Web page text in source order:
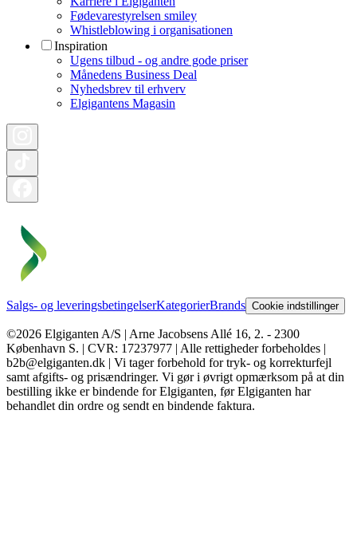
Fødevarestyrelsen smiley
Whistleblowing i organisationen
Inspiration
Ugens tilbud - og andre gode priser
Månedens Business Deal
Nyhedsbrev til erhverv
Elgigantens Magasin
Salgs- og leveringsbetingelserKategorierBrands Cookie indstillinger
©2026 Elgiganten A/S | Arne Jacobsens Allé 16, 2. - 2300
København S. | CVR: 17237977 | Alle rettigheder forbeholdes |
b2b@elgiganten.dk | Vi tager forbehold for tryk- og korrekturfejl
samt afgifts- og prisændringer. Vi gør i øvrigt opmærksom på at din
bestilling ikke er bindende for Elgiganten, før Elgiganten har
behandlet din ordre og sendt en bindende faktura.